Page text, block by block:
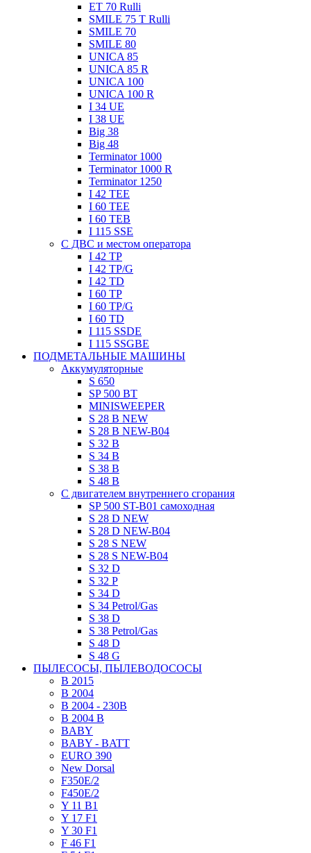
ET 70 Rulli
SMILE 75 T Rulli
SMILE 70
SMILE 80
UNICA 85
UNICA 85 R
UNICA 100
UNICA 100 R
I 34 UE
I 38 UE
Big 38
Big 48
Terminator 1000
Terminator 1000 R
Terminator 1250
I 42 TEE
I 60 TEE
I 60 TEB
I 115 SSE
C ДВC и местом оператора
I 42 TP
I 42 TP/G
I 42 TD
I 60 TP
I 60 TP/G
I 60 TD
I 115 SSDE
I 115 SSGBE
ПОДМЕТАЛЬНЫЕ МАШИНЫ
Aккумуляторные
S 650
SP 500 BT
MINISWEEPER
S 28 B NEW
S 28 B NEW-B04
S 32 B
S 34 B
S 38 B
S 48 B
C двигателем внутреннего сгорания
SP 500 ST-B01 самоходная
S 28 D NEW
S 28 D NEW-B04
S 28 S NEW
S 28 S NEW-B04
S 32 D
S 32 P
S 34 D
S 34 Petrol/Gas
S 38 D
S 38 Petrol/Gas
S 48 D
S 48 G
ПЫЛЕСОСЫ, ПЫЛЕВОДОСОСЫ
B 2015
B 2004
B 2004 - 230В
B 2004 B
BABY
BABY - BATT
EURO 390
New Dorsal
F350E/2
F450E/2
Y 11 B1
Y 17 F1
Y 30 F1
F 46 F1